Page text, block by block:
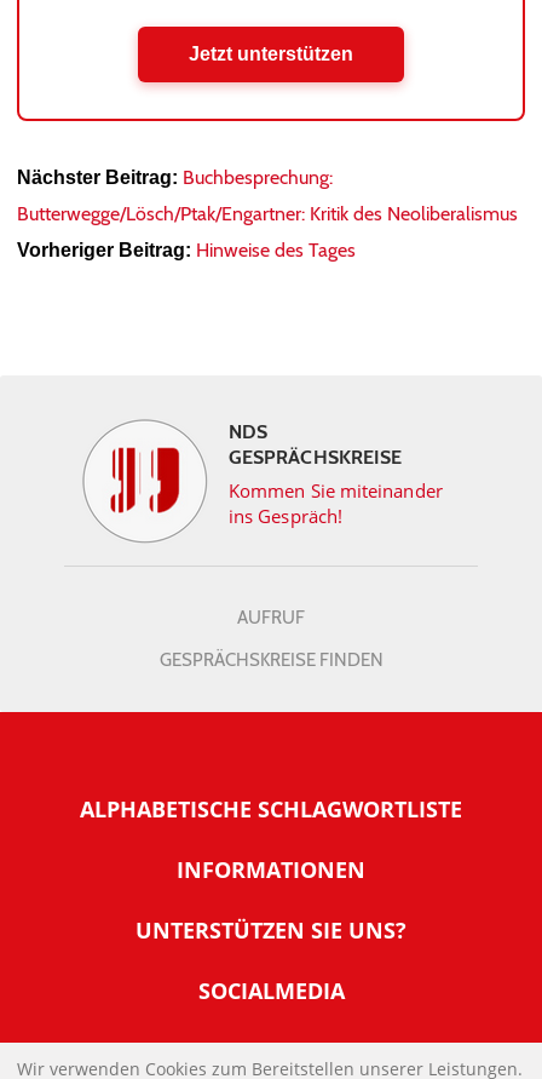
Jetzt unterstützen
Nächster Beitrag: Buchbesprechung:
Butterwegge/Lösch/Ptak/Engartner: Kritik des Neoliberalismus
Vorheriger Beitrag: Hinweise des Tages
NDS
GESPRÄCHSKREISE
Kommen Sie miteinander
ins Gespräch!
AUFRUF
GESPRÄCHSKREISE FINDEN
ALPHABETISCHE SCHLAGWORTLISTE
INFORMATIONEN
Warum NachDenkSeiten
Tipps zur Nutzung der NachDenkSeiten
Banner und E-Mail-Signaturen
UNTERSTÜTZEN SIE UNS?
Werden Sie Fördermitglied
SOCIALMEDIA
IMPRESSUM
Wir verwenden Cookies zum Bereitstellen unserer Leistungen.